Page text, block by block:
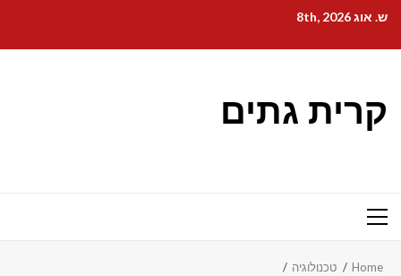
content
ש. אוג 8th, 2026
קרית גתים
Primary
Home
טכנולוגיה